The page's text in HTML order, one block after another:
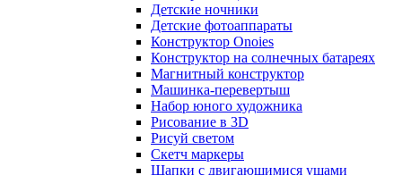
Детские ночники
Детские фотоаппараты
Конструктор Onoies
Конструктор на солнечных батареях
Магнитный конструктор
Машинка-перевертыш
Набор юного художника
Рисование в 3D
Рисуй светом
Скетч маркеры
Шапки с двигающимися ушами